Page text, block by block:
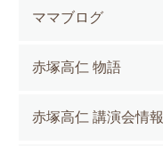
ママブログ
赤塚高仁 物語
赤塚高仁 講演会情報